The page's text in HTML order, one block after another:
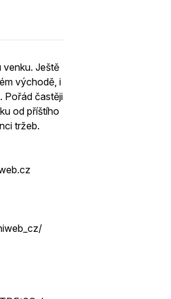
venku. Ještě
východě, i
Pořád častěji
od příštího
tržeb.